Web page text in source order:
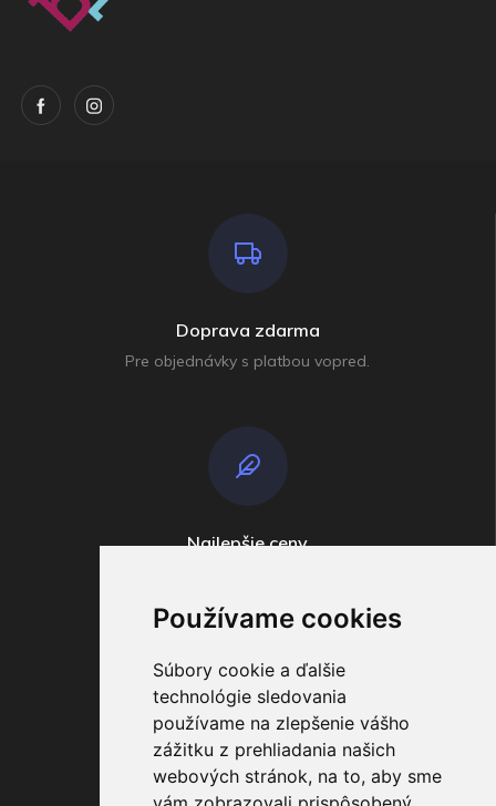
Používame cookies
Súbory cookie a ďalšie
technológie sledovania
používame na zlepšenie vášho
zážitku z prehliadania našich
webových stránok, na to, aby sme
Doprava zdarma
Pre objednávky s platbou vopred.
Najlepšie ceny
Odosielame
V príebehu do 4 dní